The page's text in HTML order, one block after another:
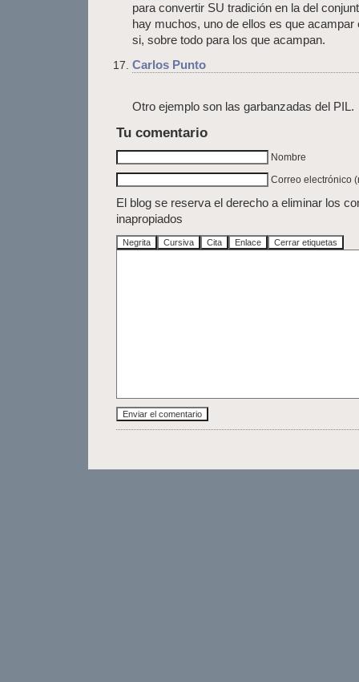
para convertir SU tradición en la del
hay muchos, uno de ellos es que
si, sobre todo para los que acampan.
Carlos Punto
Otro ejemplo son las garbanzadas del PIL.
Tu comentario
Nombre
Correo electrónico
El blog se reserva el derecho a eliminar los
inapropiados